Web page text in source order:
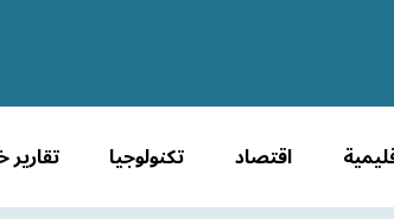
اقتصاد تكنولوجيا